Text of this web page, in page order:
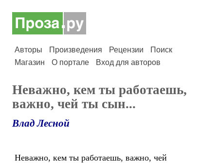
Авторы Произведения Рецензии
Поиск
Магазин
О портале Вход для авторов
Неважно, кем ты работаешь,
важно, чей ты сын...
Влад Лесной
Неважно, кем ты работаешь, важно, чей